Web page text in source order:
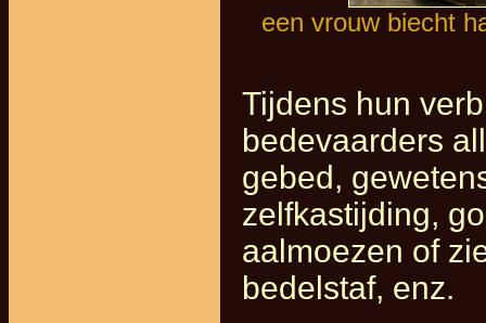
een vrouw biecht
Tijdens hun
bedevaarders
gebed,
zelfkastijding,
aalmoezen of
bedelstaf, enz.